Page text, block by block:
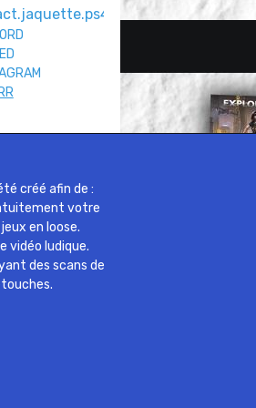
créé afin de :
votre
en loose.
vidéo ludique.
des scans de